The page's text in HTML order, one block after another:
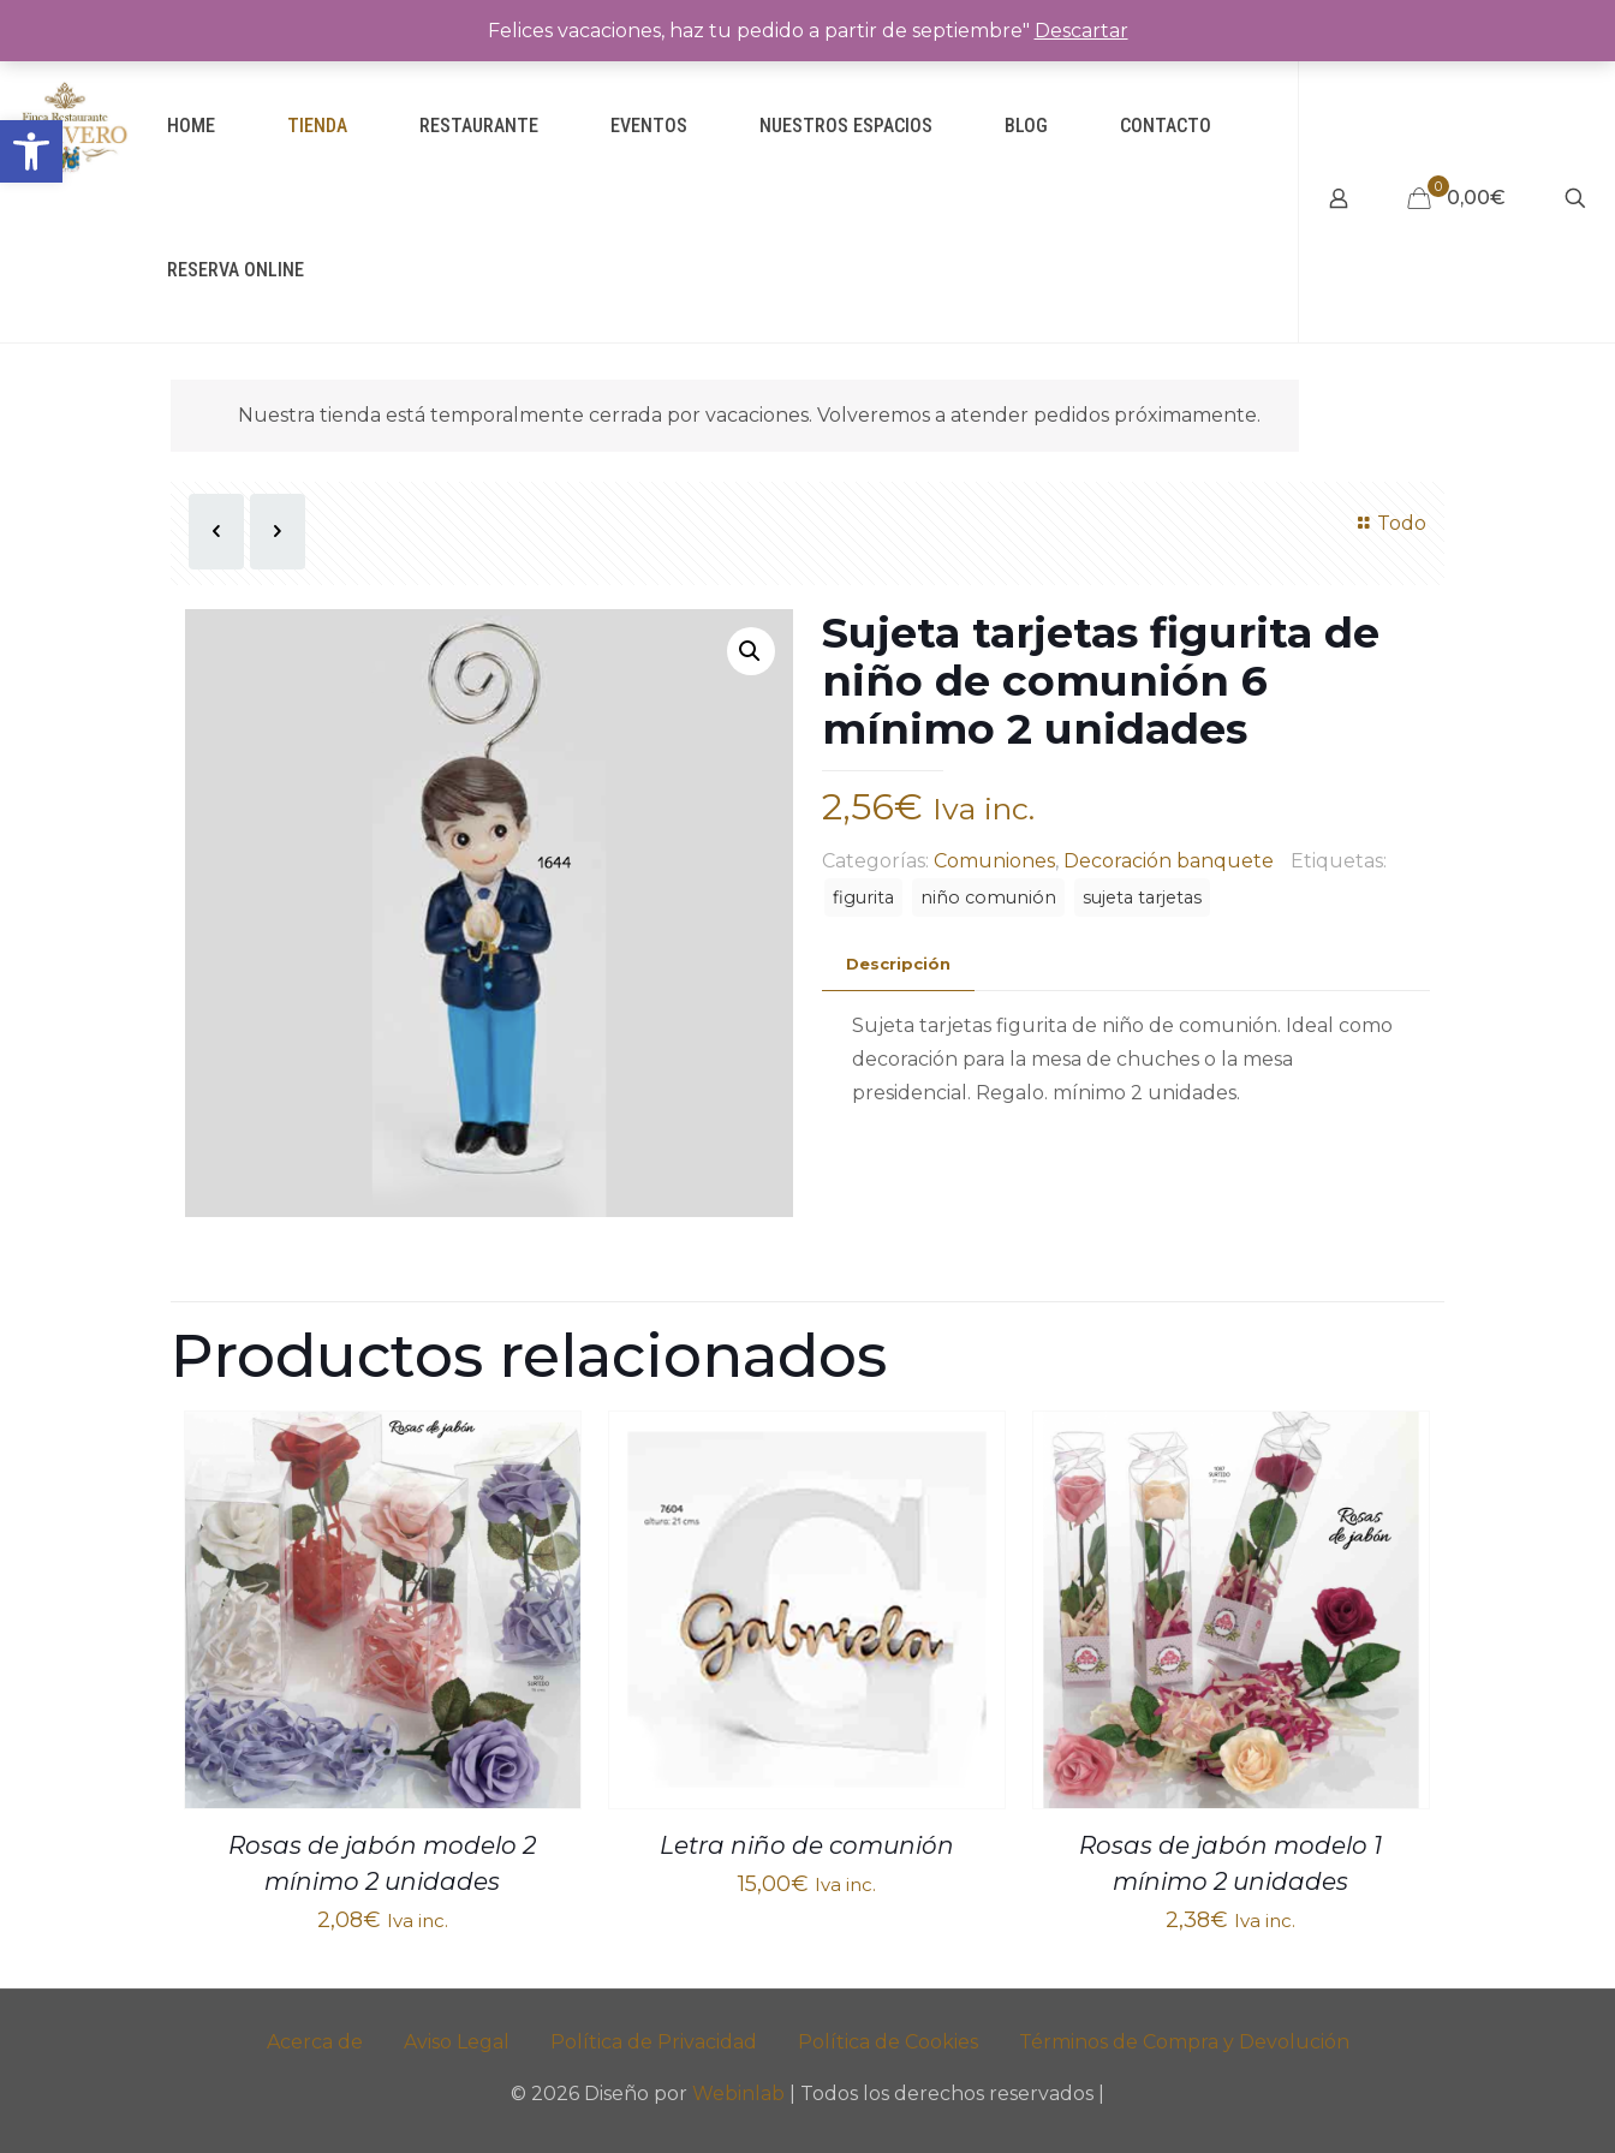
Abrir barra de herramientas
HOME TIENDA RESTAURANTE EVENTOS NUESTROS ESPACIOS BLOG CONTACTO
RESERVA ONLINE
0 0,00€
Nuestra tienda está temporalmente cerrada por vacaciones. Volveremos a atender pedidos próximamente.
Todo
Sujeta tarjetas figurita de
niño de comunión 6
mínimo 2 unidades
2,56€ Iva inc.
Categorías: Comuniones, Decoración banquete Etiquetas:
figurita niño comunión sujeta tarjetas
Descripción
Sujeta tarjetas figurita de niño de comunión. Ideal como
decoración para la mesa de chuches o la mesa
presidencial. Regalo. mínimo 2 unidades.
Productos relacionados
Rosas de jabón modelo 2
mínimo 2 unidades
2,08€ Iva inc.
Letra niño de comunión
15,00€ Iva inc.
Rosas de jabón modelo 1
mínimo 2 unidades
2,38€ Iva inc.
Acerca de Aviso Legal Política de Privacidad Política de Cookies Términos de Compra y Devolución
© 2026 Diseño por Webinlab | Todos los derechos reservados |
Felices vacaciones, haz tu pedido a partir de septiembre" Descartar